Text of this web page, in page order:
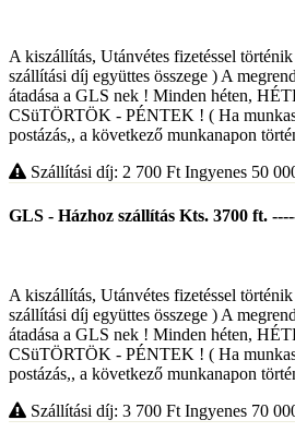
A kiszállítás, Utánvétes fizetéssel
szállítási díj együttes összege ) A
átadása a GLS nek ! Minden héten,
CSüTÖRTÖK - PÉNTEK ! ( Ha
postázás,, a következő munkanapon
Szállítási díj: 2 700 Ft Ingyenes 50
GLS - Házhoz szállítás Kts. 3700 ft.
A kiszállítás, Utánvétes fizetéssel
szállítási díj együttes összege ) A
átadása a GLS nek ! Minden héten,
CSüTÖRTÖK - PÉNTEK ! ( Ha
postázás,, a következő munkanapon
Szállítási díj: 3 700 Ft Ingyenes 70